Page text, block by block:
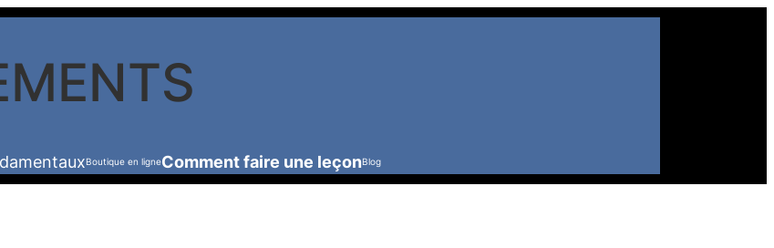
Boutique en ligneComment faire une leçonBlog